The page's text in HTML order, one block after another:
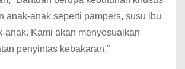
anak-anak seperti pampers, susu ibu
anak. Kami akan menyesuaikan
penyintas kebakaran.”